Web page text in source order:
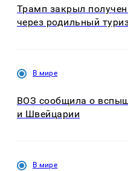
Трамп закрыл
через родильный
В мире
ВОЗ сообщила о
и Швейцарии
В мире